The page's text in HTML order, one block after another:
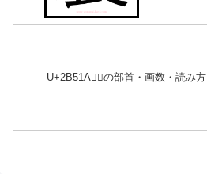
U+2B51A｜𫔚の部首・画数・読み方